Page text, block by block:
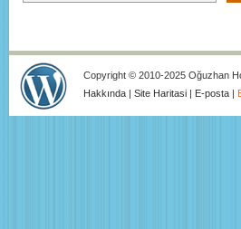
Copyright © 2010-2025 Oğuzhan
Hakkında | Site Haritasi | E-posta |